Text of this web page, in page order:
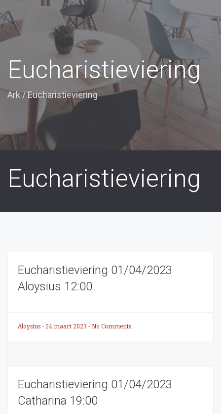
Eucharistieviering
Ark/Eucharistieviering
Eucharistieviering
Eucharistieviering 01/04/2023
Aloysius 12:00
Aloysius - 24 maart 2023 - No Comments
Eucharistieviering 01/04/2023
Catharina 19:00